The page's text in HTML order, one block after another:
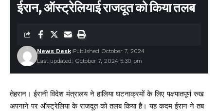
ईरान, ऑस्ट्रेलियाई राजदूत को किया तलब
Last updated: October 7, 2024 5:30 pm
News Desk Published October 7, 2024
तेहरान। ईरानी विदेश मंत्रालय ने हालिया घटनाक्रमों के लिए पक्षपातपूर्ण रुख
अपनाने पर ऑस्ट्रेलिया के राजदूत को तलब किया है। यह कदम ईरान ने तब